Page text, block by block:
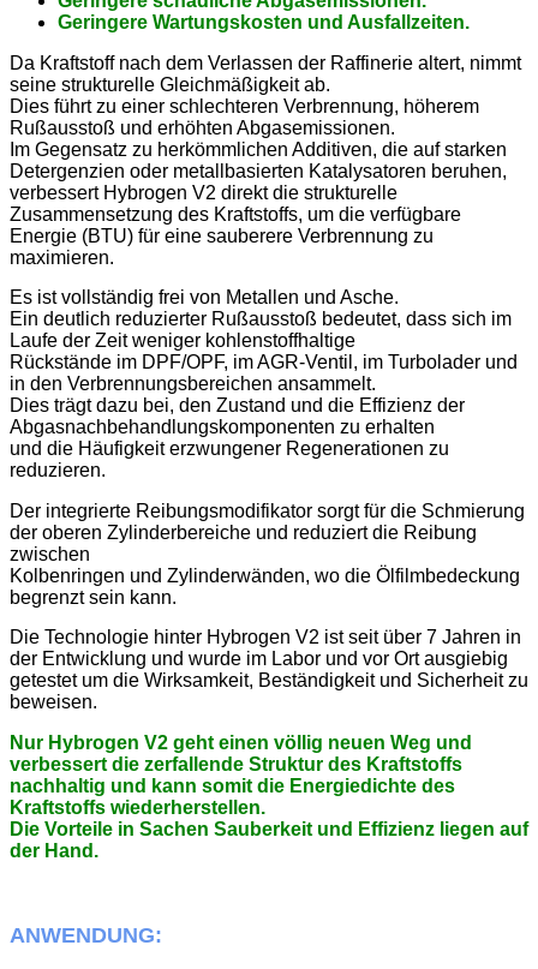
Geringere Wartungskosten und Ausfallzeiten.
Da Kraftstoff nach dem Verlassen der Raffinerie altert, nimmt
seine strukturelle Gleichmäßigkeit ab.
Dies führt zu einer schlechteren Verbrennung, höherem
Rußausstoß und erhöhten Abgasemissionen.
Im Gegensatz zu herkömmlichen Additiven, die auf starken
Detergenzien oder metallbasierten Katalysatoren beruhen,
verbessert Hybrogen V2 direkt die strukturelle
Zusammensetzung des Kraftstoffs, um die verfügbare
Energie (BTU) für eine sauberere Verbrennung zu
maximieren.
Es ist vollständig frei von Metallen und Asche.
Ein deutlich reduzierter Rußausstoß bedeutet, dass sich im
Laufe der Zeit weniger kohlenstoffhaltige
Rückstände im DPF/OPF, im AGR-Ventil, im Turbolader und
in den Verbrennungsbereichen ansammelt.
Dies trägt dazu bei, den Zustand und die Effizienz der
Abgasnachbehandlungskomponenten zu erhalten
und die Häufigkeit erzwungener Regenerationen zu
reduzieren.
Der integrierte Reibungsmodifikator sorgt für die Schmierung
der oberen Zylinderbereiche und reduziert die Reibung
zwischen
Kolbenringen und Zylinderwänden, wo die Ölfilmbedeckung
begrenzt sein kann.
Die Technologie hinter Hybrogen V2 ist seit über 7 Jahren in
der Entwicklung und wurde im Labor und vor Ort ausgiebig
getestet um die Wirksamkeit, Beständigkeit und Sicherheit zu
beweisen.
Nur Hybrogen V2 geht einen völlig neuen Weg und
verbessert die zerfallende Struktur des Kraftstoffs
nachhaltig und kann somit die Energiedichte des
Kraftstoffs wiederherstellen.
Die Vorteile in Sachen Sauberkeit und Effizienz liegen auf
der Hand.
ANWENDUNG: